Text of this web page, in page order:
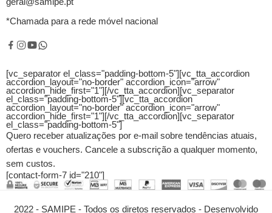
*Chamada para a rede móvel nacional
[vc_separator el_class="padding-bottom-5"][vc_tta_accordion
accordion_layout="no-border" accordion_icon="arrow"
accordion_hide_first="1"] [/vc_tta_accordion][vc_separator
el_class="padding-bottom-5"][vc_tta_accordion
accordion_layout="no-border" accordion_icon="arrow"
accordion_hide_first="1"] [/vc_tta_accordion][vc_separator
el_class="padding-bottom-5"]
Quero receber atualizações por e-mail sobre tendências atuais,
ofertas e vouchers. Cancele a subscrição a qualquer momento,
sem custos.
[contact-form-7 id="210"]
2022 - SAMIPE - Todos os diretos reservados - Desenvolvido